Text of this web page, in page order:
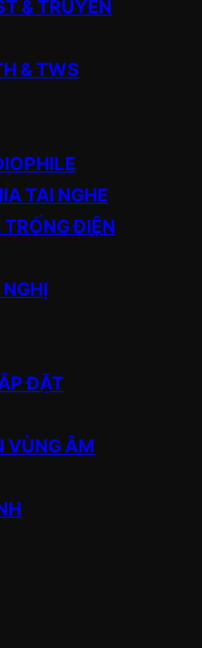
& TRUYỀN
& TWS
TAI NGHE
TRỐNG ĐIỆN
ĐẶT
VÙNG ÂM